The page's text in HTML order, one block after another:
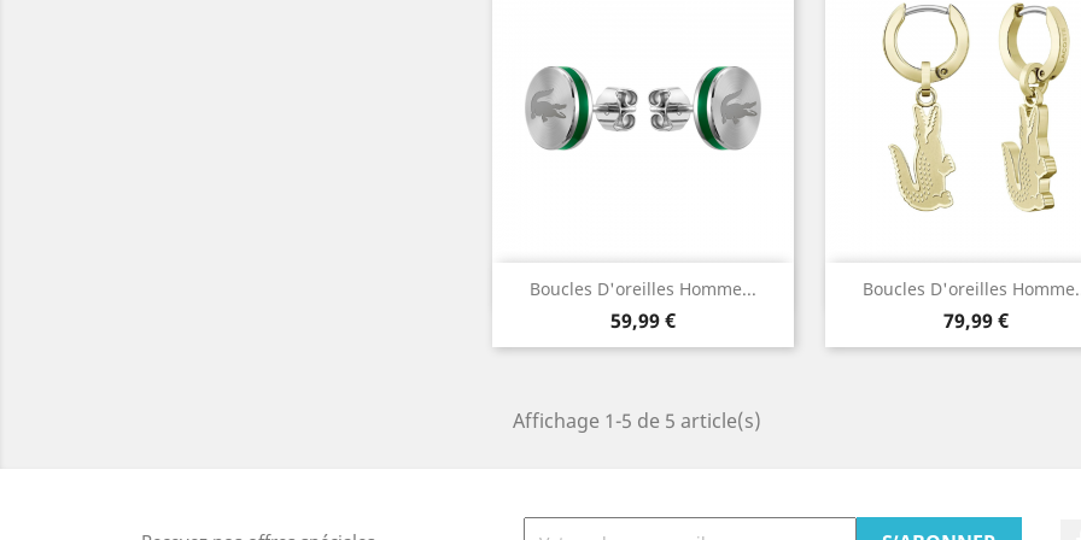
Boucles D'oreilles Homme...
Prix
59,99 €
Aperçu rapide Boucles D'oreilles
Prix
79,99 €
Aperçu rapide
Affichage 1-5 de 5 article(s)